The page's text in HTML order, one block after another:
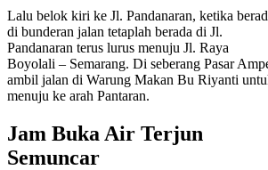
Lalu belok kiri ke Jl. Pandanaran, ketika
di bunderan jalan tetaplah berada di Jl.
Pandanaran terus lurus menuju Jl. Raya
Boyolali – Semarang. Di seberang Pasar
ambil jalan di Warung Makan Bu Riyanti
menuju ke arah Pantaran.
Jam Buka Air Terjun
Semuncar